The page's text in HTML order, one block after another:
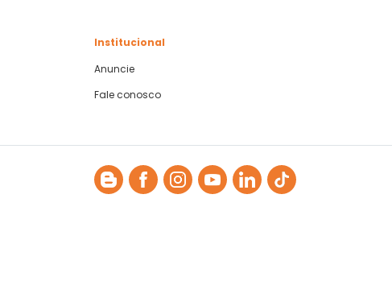
Institucional
Anuncie
Fale conosco